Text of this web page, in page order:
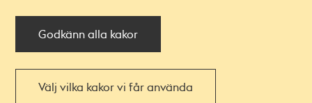
Godkänn alla kakor
Välj vilka kakor vi får använda